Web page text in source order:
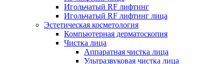
Игольчатый RF лифтинг
Игольчатый RF лифтинг лица
Эстетическая косметология
Компьютерная дерматоскопия
Чистка лица
Аппаратная чистка лица
Ультразвуковая чистка лица